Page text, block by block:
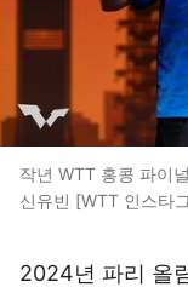
작년 WTT 홍콩 파이
신유빈 [WTT 인스타
2024년 파리 올